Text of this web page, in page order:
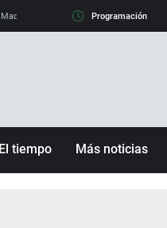
y su 'sí' al Barça La llamada
Programación
El tiempo Más noticias